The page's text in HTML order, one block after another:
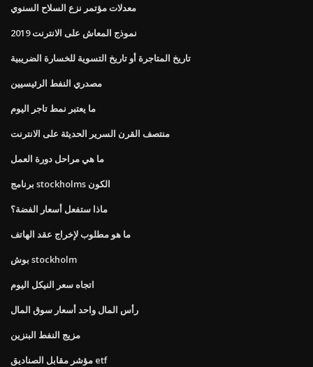
معدلات مؤتمر نزع السلاح السنوي
نموذج المعاش على الانترنت 2019
تاريخ المتاجرة أو تاريخ التسوية للخسارة الضريبية
مصدري النفط الرئيسيين
ما يعتبر نمط تاجر اليوم
منتصف القرن السرير الحديثة على الانترنت
ما هي مراحل دورة العمل
برنامج stockholms الكون
ماذا ستفعل أسعار الفضة؟
ما هو مطلوب لإخراج عقد الهاتف
بوش stockholm
اتجاه سعر النيكل اليوم
رأس المال واحد أسعار سوق المال
مزيج النفط البنزين
مؤشر مقابل الصناديق etf